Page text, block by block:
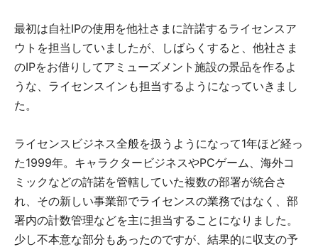
最初は自社IPの使用を他社さまに許諾するライセンスア
ウトを担当していましたが、しばらくすると、他社さま
のIPをお借りしてアミューズメント施設の景品を作るよ
うな、ライセンスインも担当するようになっていきまし
た。
ライセンスビジネス全般を扱うようになって1年ほど経っ
た1999年。キャラクタービジネスやPCゲーム、海外コ
ミックなどの許諾を管轄していた複数の部署が統合さ
れ、その新しい事業部でライセンスの業務ではなく、部
署内の計数管理などを主に担当することになりました。
少し不本意な部分もあったのですが、結果的に収支の予